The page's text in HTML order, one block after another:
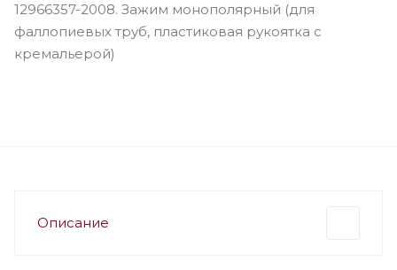
12966357-2008. Зажим монополярный (для
фаллопиевых труб, пластиковая рукоятка с
кремальерой)
Описание